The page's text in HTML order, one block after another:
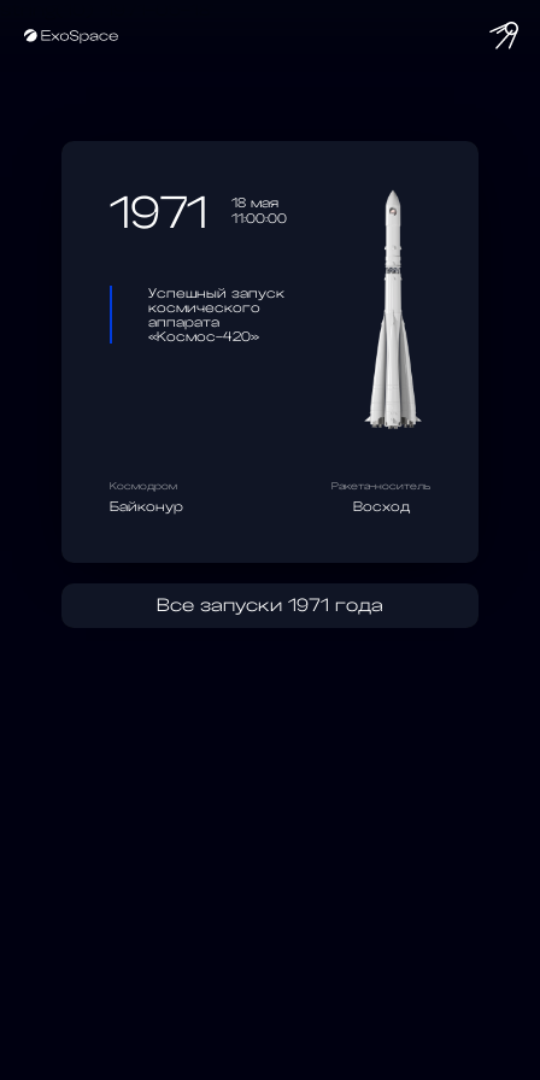
1971
18 мая
11:00:00
Успешный запуск
космического
аппарата
«Космос-420»
Космодром
Байконур
Ракета-носитель
Восход
Все запуски 1971 года